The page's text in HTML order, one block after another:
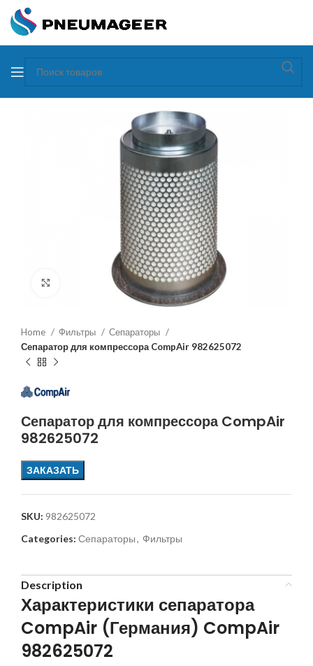
Home Фильтры
Сепараторы
Сепаратор для компрессора CompAir 982625072
Сепаратор для компрессора CompAir
982625072
ЗАКАЗАТЬ
SKU: 982625072
Categories: Сепараторы, Фильтры
Description
Характеристики сепаратора
CompAir (Германия) CompAir
982625072